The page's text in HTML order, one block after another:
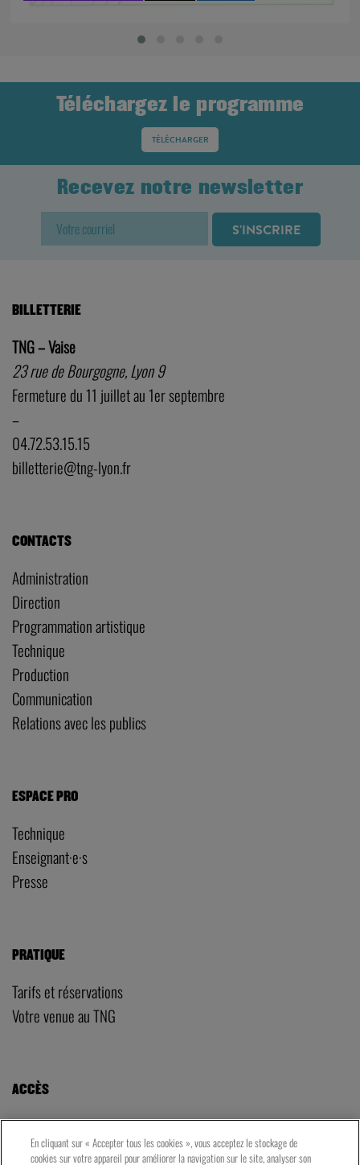
Téléchargez le programme
TÉLÉCHARGER
Recevez notre newsletter
BILLETTERIE
TNG – Vaise
23 rue de Bourgogne, Lyon 9
Fermeture du 11 juillet au 1er septembre
–
04.72.53.15.15
billetterie@tng-lyon.fr
CONTACTS
Administration
Direction
Programmation artistique
Technique
Production
Communication
Relations avec les publics
ESPACE PRO
Technique
Enseignant·e·s
Presse
PRATIQUE
Tarifs et réservations
Votre venue au TNG
ACCÈS
LE TNG – VAISE
23 rue de Bourgogne – Lyon 9ème
En cliquant sur « Accepter tous les cookies », vous acceptez le stockage de
cookies sur votre appareil pour améliorer la navigation sur le site, analyser son